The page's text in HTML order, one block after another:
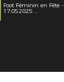
Foot Féminin en Fête -
17.05.2025 ...